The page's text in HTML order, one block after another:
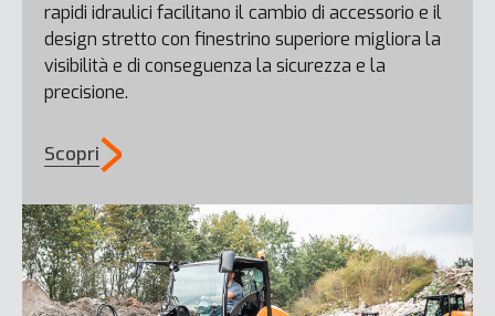
DL200-7
rapidi idraulici facilitano il cambio di accessorio e il
design stretto con finestrino superiore migliora la
visibilità e di conseguenza la sicurezza e la
precisione.
Scopri